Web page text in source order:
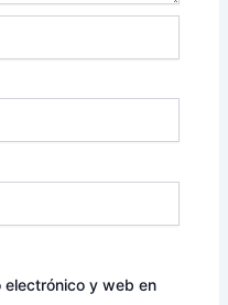
electrónico y web en